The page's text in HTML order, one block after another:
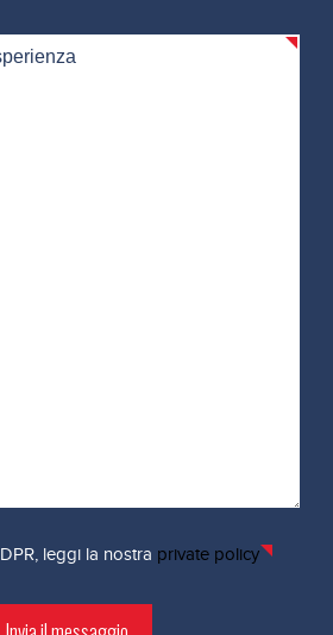
leggi la nostra private policy